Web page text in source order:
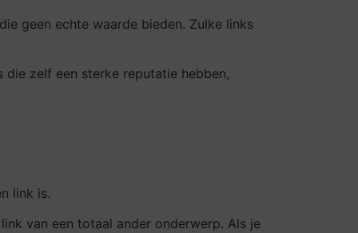
geen echte waarde bieden. Zulke links
zelf een sterke reputatie hebben,
link is.
van een totaal ander onderwerp. Als je